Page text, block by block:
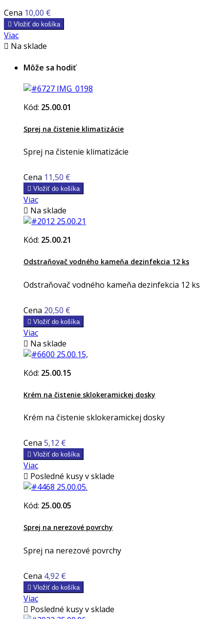
Cena 10,00 €
 Vložiť do košíka
Viac
 Na sklade
Môže sa hodiť
Kód: 25.00.01
Sprej na čistenie klimatizácie
Sprej na čistenie klimatizácie
Cena 11,50 €
 Vložiť do košíka
Viac
 Na sklade
Kód: 25.00.21
Odstraňovač vodného kameňa dezinfekcia 12 ks
Odstraňovač vodného kameňa dezinfekcia 12 ks
Cena 20,50 €
 Vložiť do košíka
Viac
 Na sklade
Kód: 25.00.15
Krém na čistenie sklokeramickej dosky
Krém na čistenie sklokeramickej dosky
Cena 5,12 €
 Vložiť do košíka
Viac
 Posledné kusy v sklade
Kód: 25.00.05
Sprej na nerezové povrchy
Sprej na nerezové povrchy
Cena 4,92 €
 Vložiť do košíka
Viac
 Posledné kusy v sklade